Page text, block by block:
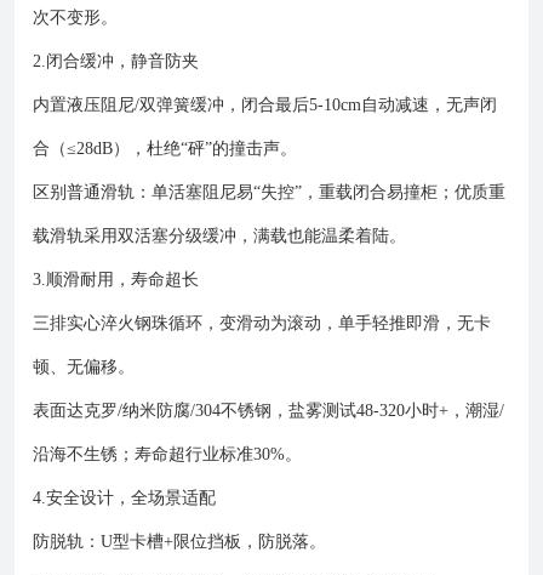
次不变形。
2.闭合缓冲，静音防夹
内置液压阻尼/双弹簧缓冲，闭合最后5-10cm自动减速，无声闭
合（≤28dB），杜绝“砰”的撞击声。
区别普通滑轨：单活塞阻尼易“失控”，重载闭合易撞柜；优质重
载滑轨采用双活塞分级缓冲，满载也能温柔着陆。
3.顺滑耐用，寿命超长
三排实心淬火钢珠循环，变滑动为滚动，单手轻推即滑，无卡
顿、无偏移。
表面达克罗/纳米防腐/304不锈钢，盐雾测试48-320小时+，潮湿/
沿海不生锈；寿命超行业标准30%。
4.安全设计，全场景适配
防脱轨：U型卡槽+限位挡板，防脱落。